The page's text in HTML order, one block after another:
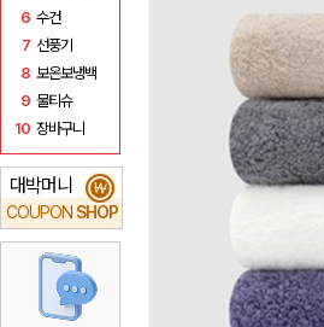
6 수건
7 선풍기
8 보온보냉백
9 물티슈
10 장바구니
대박머니
COUPON SHOP
₩